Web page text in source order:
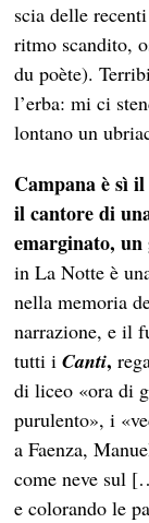
scia delle
ritmo scandito,
du poète).
l’erba: mi ci
lontano un
Campana è sì
il cantore di
emarginato,
in La Notte è
nella memoria
narrazione, e il
tutti iCanti,
di liceo «ora di
purulento», i
a Faenza,
come neve sul
e colorando le